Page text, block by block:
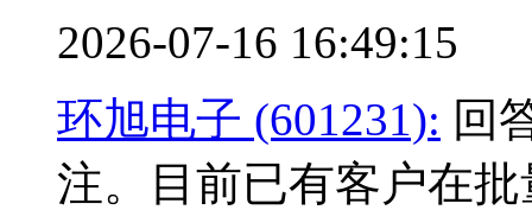
2026-07-16 16:49:15
环旭电子 (601231): 回
注。目前已有客户在